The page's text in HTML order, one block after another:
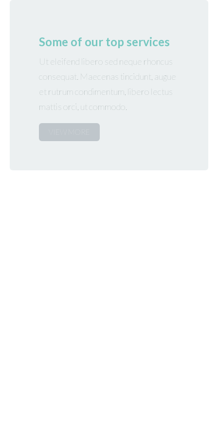
Some of our top services
Ut eleifend libero sed neque rhoncus
consequat. Maecenas tincidunt, augue
et rutrum condimentum, libero lectus
mattis orci, ut commodo.